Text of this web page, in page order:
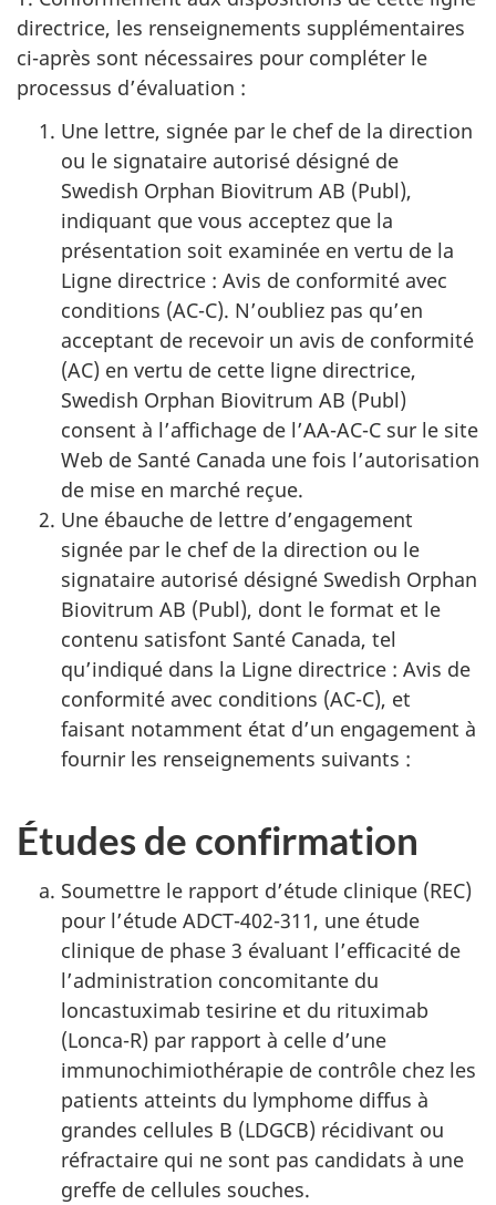
directrice, les renseignements supplémentaires
ci-après sont nécessaires pour compléter le
processus d’évaluation :
Une lettre, signée par le chef de la direction
ou le signataire autorisé désigné de
Swedish Orphan Biovitrum AB (Publ),
indiquant que vous acceptez que la
présentation soit examinée en vertu de la
Ligne directrice : Avis de conformité avec
conditions (AC-C). N’oubliez pas qu’en
acceptant de recevoir un avis de conformité
(AC) en vertu de cette ligne directrice,
Swedish Orphan Biovitrum AB (Publ)
consent à l’affichage de l’AA-AC-C sur le site
Web de Santé Canada une fois l’autorisation
de mise en marché reçue.
Une ébauche de lettre d’engagement
signée par le chef de la direction ou le
signataire autorisé désigné Swedish Orphan
Biovitrum AB (Publ), dont le format et le
contenu satisfont Santé Canada, tel
qu’indiqué dans la Ligne directrice : Avis de
conformité avec conditions (AC-C), et
faisant notamment état d’un engagement à
fournir les renseignements suivants :
Études de confirmation
Soumettre le rapport d’étude clinique (REC)
pour l’étude ADCT-402-311, une étude
clinique de phase 3 évaluant l’efficacité de
l’administration concomitante du
loncastuximab tesirine et du rituximab
(Lonca-R) par rapport à celle d’une
immunochimiothérapie de contrôle chez les
patients atteints du lymphome diffus à
grandes cellules B (LDGCB) récidivant ou
réfractaire qui ne sont pas candidats à une
greffe de cellules souches.